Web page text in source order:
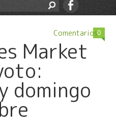
Comentarios0
Market
domingo